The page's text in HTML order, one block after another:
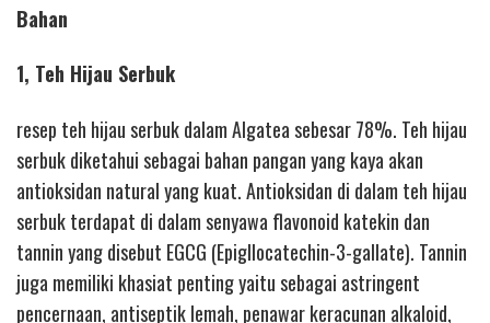
Bahan
1, Teh Hijau Serbuk
resep teh hijau serbuk dalam Algatea sebesar 78%. Teh hijau
serbuk diketahui sebagai bahan pangan yang kaya akan
antioksidan natural yang kuat. Antioksidan di dalam teh hijau
serbuk terdapat di dalam senyawa flavonoid katekin dan
tannin yang disebut EGCG (Epigllocatechin-3-gallate). Tannin
juga memiliki khasiat penting yaitu sebagai astringent
pencernaan, antiseptik lemah, penawar keracunan alkaloid,